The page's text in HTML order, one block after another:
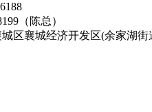
（陈总）
区襄城经济开发区(余家湖街